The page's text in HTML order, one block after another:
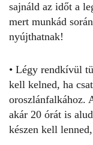
sajnáld az időt a
mert munkád
nyújthatnak!
• Légy rendkívül
kell kelned, ha
oroszlánfalkához.
akár 20 órát is
készen kell